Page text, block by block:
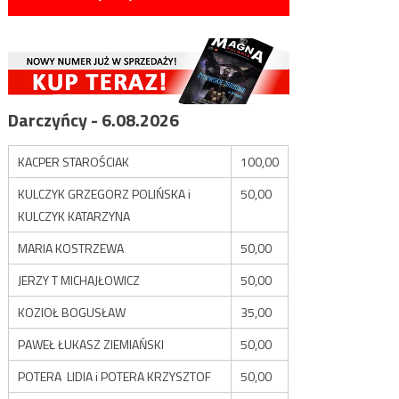
Darczyńcy - 6.08.2026
KACPER STAROŚCIAK
100,00
KULCZYK GRZEGORZ POLIŃSKA i
KULCZYK KATARZYNA
50,00
MARIA KOSTRZEWA
50,00
JERZY T MICHAJŁOWICZ
50,00
KOZIOŁ BOGUSŁAW
35,00
PAWEŁ ŁUKASZ ZIEMIAŃSKI
50,00
POTERA LIDIA i POTERA KRZYSZTOF
50,00